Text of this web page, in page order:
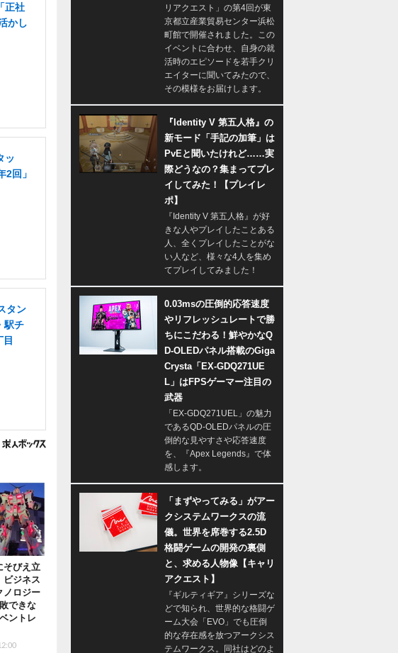
正社
かし
ッ
2回」
タン
駅チ
目
そびえ立
ビジネス
ノロジー
できな
ントレ
リアクエスト」の第4回が東
京都立産業貿易センター浜松
町館で開催されました。この
イベントに合わせ、自身の就
活時のエピソードを若手クリ
エイターに聞いてみたので、
その模様をお届けします。
『Identity V 第五人格』の
新モード「手記の加筆」は
PvEと聞いたけれど……実
際どうなの？集まってプレ
イしてみた！【プレイレ
ポ】
『Identity V 第五人格』が好
きな人やプレイしたことある
人、全くプレイしたことがな
い人など、様々な4人を集め
てプレイしてみました！
0.03msの圧倒的応答速度
やリフレッシュレートで勝
ちにこだわる！鮮やかなQ
D-OLEDパネル搭載のGiga
Crysta「EX-GDQ271UE
L」はFPSゲーマー注目の
武器
「EX-GDQ271UEL」の魅力
であるQD-OLEDパネルの圧
倒的な見やすさや応答速度
を、『Apex Legends』で体
感します。
「まずやってみる」がアー
クシステムワークスの流
儀。世界を席巻する2.5D
格闘ゲームの開発の裏側
と、求める人物像【キャリ
アクエスト】
『ギルティギア』シリーズな
どで知られ、世界的な格闘ゲ
ーム大会「EVO」でも圧倒
的な存在感を放つアークシス
テムワークス。同社はどのよ